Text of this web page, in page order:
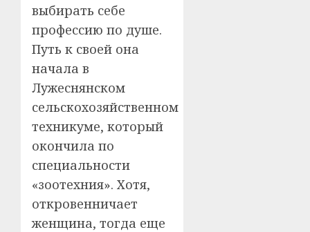
выбирать себе
профессию по душе.
Путь к своей она
начала в
Лужеснянском
сельскохозяйственном
техникуме, который
окончила по
специальности
«зоотехния». Хотя,
откровенничает
женщина, тогда еще